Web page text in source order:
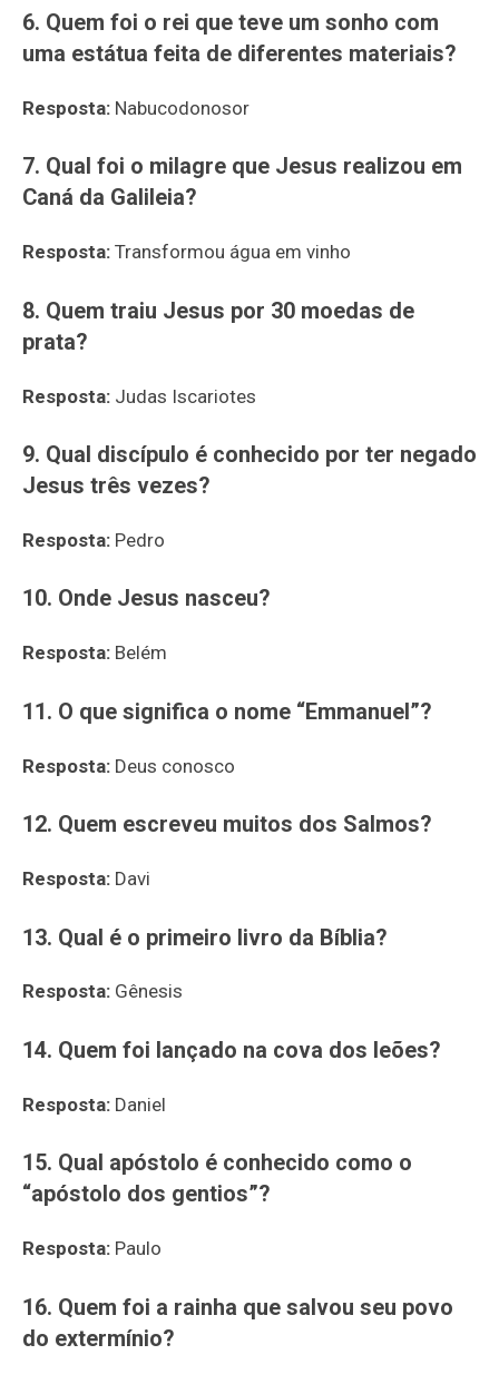
6. Quem foi o rei que teve um sonho com
uma estátua feita de diferentes materiais?
Resposta: Nabucodonosor
7. Qual foi o milagre que Jesus realizou em
Caná da Galileia?
Resposta: Transformou água em vinho
8. Quem traiu Jesus por 30 moedas de
prata?
Resposta: Judas Iscariotes
9. Qual discípulo é conhecido por ter negado
Jesus três vezes?
Resposta: Pedro
10. Onde Jesus nasceu?
Resposta: Belém
11. O que significa o nome “Emmanuel”?
Resposta: Deus conosco
12. Quem escreveu muitos dos Salmos?
Resposta: Davi
13. Qual é o primeiro livro da Bíblia?
Resposta: Gênesis
14. Quem foi lançado na cova dos leões?
Resposta: Daniel
15. Qual apóstolo é conhecido como o
“apóstolo dos gentios”?
Resposta: Paulo
16. Quem foi a rainha que salvou seu povo
do extermínio?